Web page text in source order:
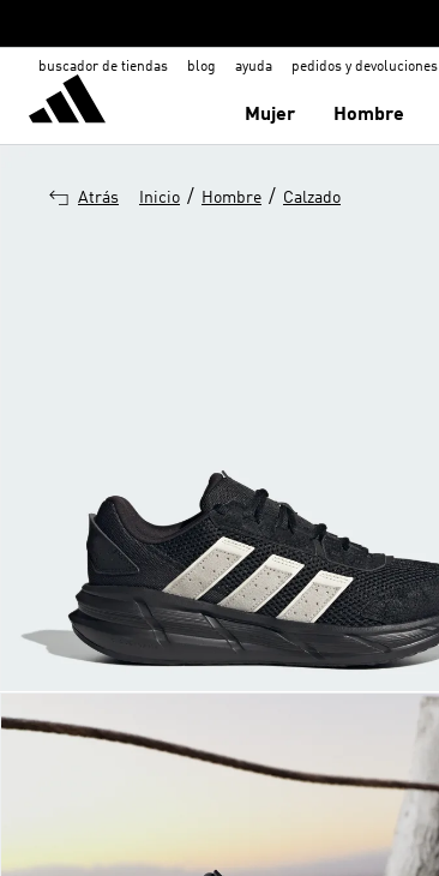
buscador de tiendas blog ayuda pedidos y devoluciones
Mujer Hombre
Atrás Inicio / Hombre / Calzado